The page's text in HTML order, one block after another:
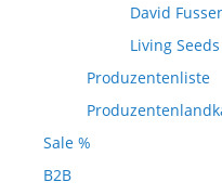
David
Living Seeds
Produzentenliste
Sale %
B2B